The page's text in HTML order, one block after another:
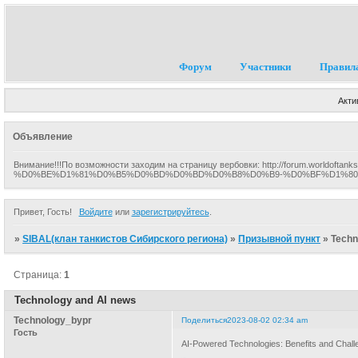
Форум Участники
Объявление
Внимание!!!По возможности заходим на страницу вербовки: http://
%D0%BE%D1%81%D0%B5%D0%BD%D0%BD%D0%B8%D0%B9-
Привет, Гость! Войдитеили зарегистрируйтесь.
»SIBAL(клан танкистов Сибирского региона) »Призывной пункт »
Technology and AI news
Страница:1
Поделиться2023-08-02 02:34 am
Technology_bypr
Гость
AI-Powered Technologies: Benefits and